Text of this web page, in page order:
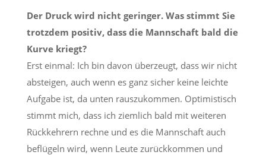
Der Druck wird nicht geringer. Was stimmt Sie
trotzdem positiv, dass die Mannschaft bald die
Kurve kriegt?
Erst einmal: Ich bin davon überzeugt, dass wir nicht
absteigen, auch wenn es ganz sicher keine leichte
Aufgabe ist, da unten rauszukommen. Optimistisch
stimmt mich, dass ich ziemlich bald mit weiteren
Rückkehrern rechne und es die Mannschaft auch
beflügeln wird, wenn Leute zurückkommen und